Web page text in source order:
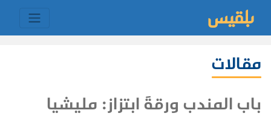
مقالات
باب المندب ورقةَ ابتزاز: مليشيا